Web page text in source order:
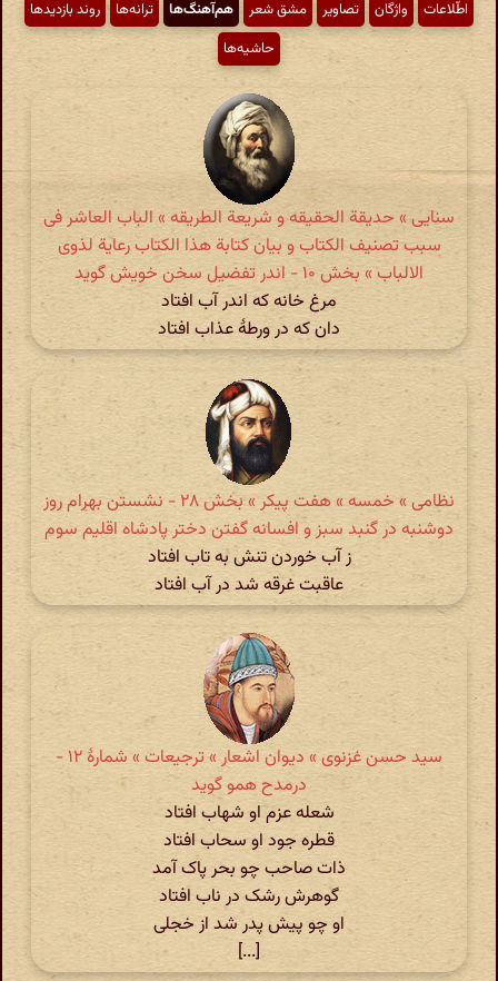
اطّلاعات واژگان تصاویر مشق شعر هم‌آهنگ‌ها ترانه‌ها
روند بازدیدها
حاشیه‌ها
سنایی » حدیقة الحقیقه و شریعة الطریقه » الباب العاشر فی
سبب تصنیف الکتاب و بیان کتابة هذا الکتاب رعایة لذوی
الالباب » بخش ۱۰ - اندر تفضیل سخن خویش گوید
مرغ خانه که اندر آب افتاد
دان که در ورطهٔ عذاب افتاد
نظامی » خمسه » هفت پیکر » بخش ۲۸ - نشستن بهرام روز
دوشنبه در گنبد سبز و افسانه گفتن دختر پادشاه اقلیم سوم
ز آب خوردن تنش به تاب افتاد
عاقبت غرقه شد در آب افتاد
سید حسن غزنوی » دیوان اشعار » ترجیعات » شمارهٔ ۱۲ -
درمدح همو گوید
شعله عزم او شهاب افتاد
قطره جود او سحاب افتاد
ذات صاحب چو بحر پاک آمد
گوهرش رشک در ناب افتاد
او چو پیش پدر شد از خجلی
[...]